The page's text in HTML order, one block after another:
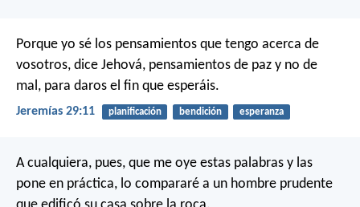
Porque yo sé los pensamientos que tengo acerca de
vosotros, dice Jehová, pensamientos de paz y no de
mal, para daros el fin que esperáis.
Jeremías 29:11 planificación bendición esperanza
A cualquiera, pues, que me oye estas palabras y las
pone en práctica, lo compararé a un hombre prudente